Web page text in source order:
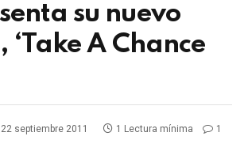
su nuevo
‘Take A Chance
22 septiembre 2011 1 Lectura mínima 1